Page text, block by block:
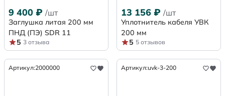
9 400 ₽ /шт
Заглушка литая 200 мм
ПНД (ПЭ) SDR 11
5 3 отзыва
13 156 ₽ /шт
Уплотнитель кабеля УВК
200 мм
5 5 отзывов
Артикул:2000000 Артикул:uvk-3-200